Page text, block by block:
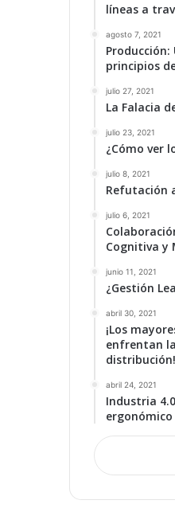
líneas a
agosto 7, 2021
principios
julio 27, 2021
La Falacia
julio 23, 2021
¿Cómo ver
julio 8, 2021
Refutación
julio 6, 2021
Cognitiva y
junio 11, 2021
¿Gestión
abril 30, 2021
¡Los
enfrentan
distribución!
abril 24, 2021
Industria
ergonómico